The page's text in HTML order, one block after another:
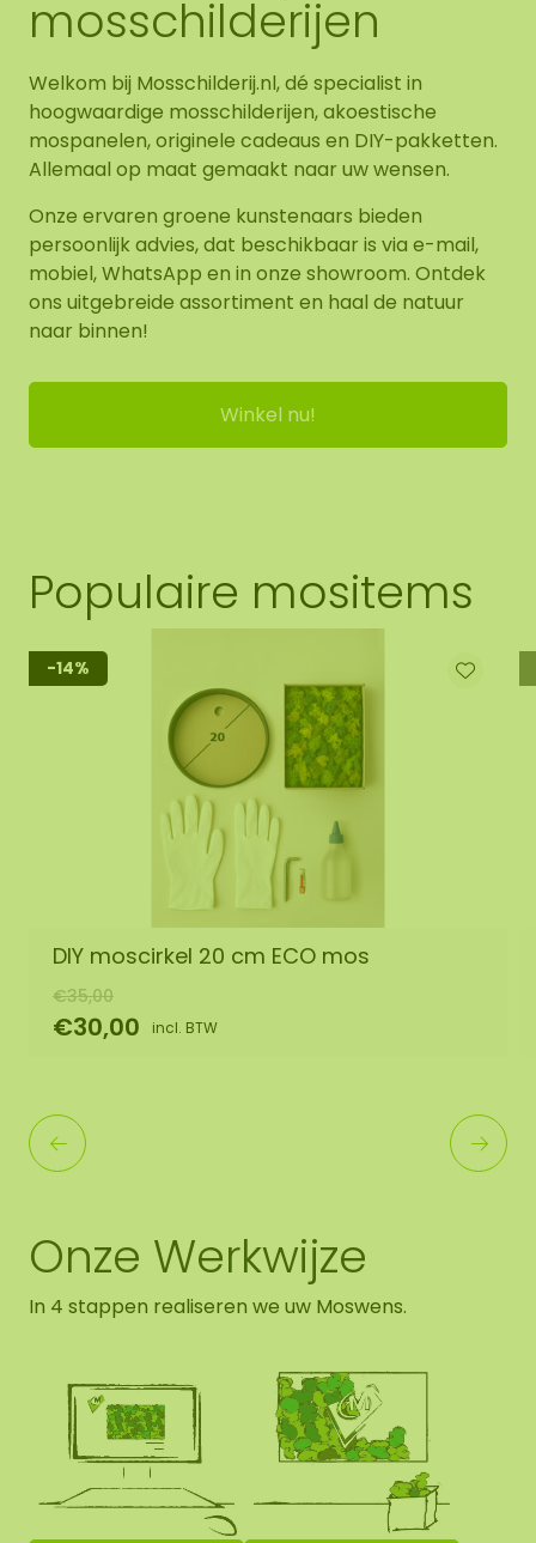
mosschilderijen
Welkom bij Mosschilderij.nl, dé specialist in
hoogwaardige mosschilderijen, akoestische
mospanelen, originele cadeaus en DIY-pakketten.
Allemaal op maat gemaakt naar uw wensen.
Onze ervaren groene kunstenaars bieden
persoonlijk advies, dat beschikbaar is via e-mail,
mobiel, WhatsApp en in onze showroom. Ontdek
ons uitgebreide assortiment en haal de natuur
naar binnen!
Winkel nu!
Populaire mositems
-14%
DIY moscirkel 20 cm ECO mos
€35,00
€30,00 incl. BTW
Onze Werkwijze
In 4 stappen realiseren we uw Moswens.